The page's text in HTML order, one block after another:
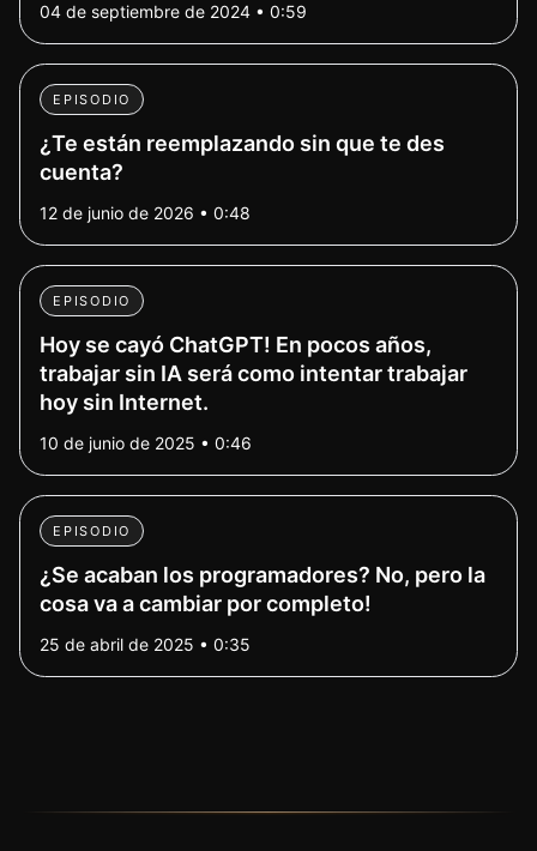
04 de septiembre de 2024 • 0:59
EPISODIO
¿Te están reemplazando sin que te des
cuenta?
12 de junio de 2026 • 0:48
EPISODIO
Hoy se cayó ChatGPT! En pocos años,
trabajar sin IA será como intentar trabajar
hoy sin Internet.
10 de junio de 2025 • 0:46
EPISODIO
¿Se acaban los programadores? No, pero la
cosa va a cambiar por completo!
25 de abril de 2025 • 0:35